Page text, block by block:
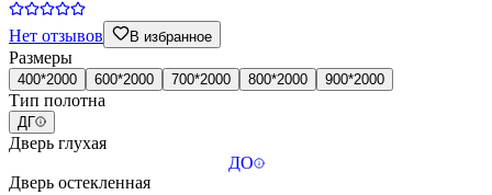
Нет отзывов В избранное
Размеры
400*2000 600*2000 700*2000 800*2000 900*2000
Тип полотна
ДГ
Дверь глухая
ДО
Дверь остекленная